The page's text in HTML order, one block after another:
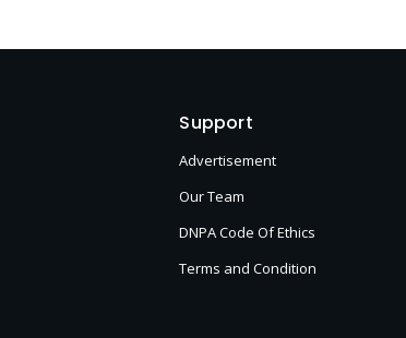
Support
Advertisement
Our Team
DNPA Code Of Ethics
Terms and Condition